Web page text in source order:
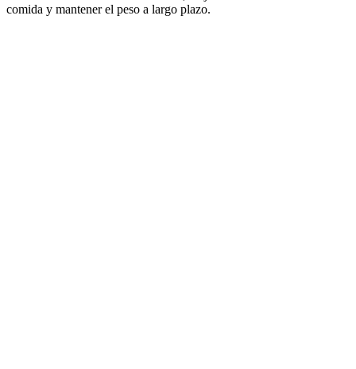
comida y mantener el peso a largo plazo.